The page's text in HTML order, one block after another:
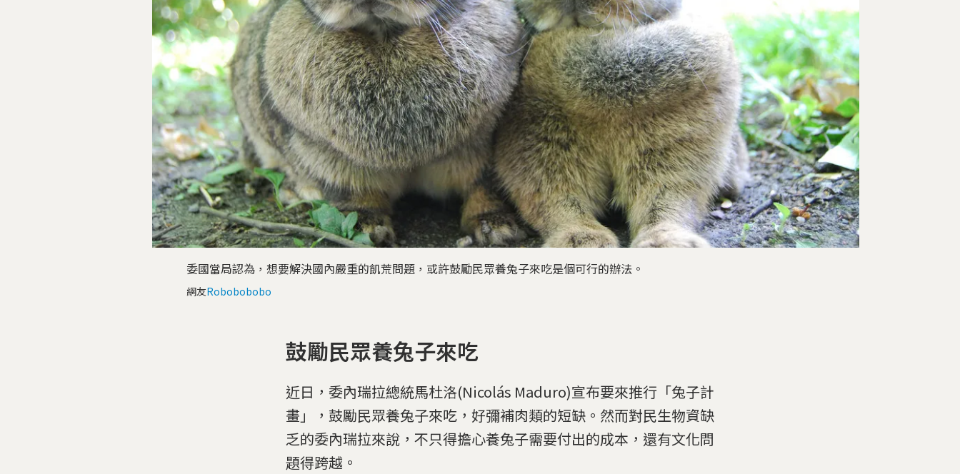
委國當局認為，想要解決國內嚴重的飢荒問題，或許鼓勵民眾養兔子來吃是個可行的辦法。
網友Robobobobo
鼓勵民眾養兔子來吃
近日，委內瑞拉總統馬杜洛(Nicolás Maduro)宣布要來推行「兔子計
畫」，鼓勵民眾養兔子來吃，好彌補肉類的短缺。然而對民生物資缺
乏的委內瑞拉來說，不只得擔心養兔子需要付出的成本，還有文化問
題得跨越。